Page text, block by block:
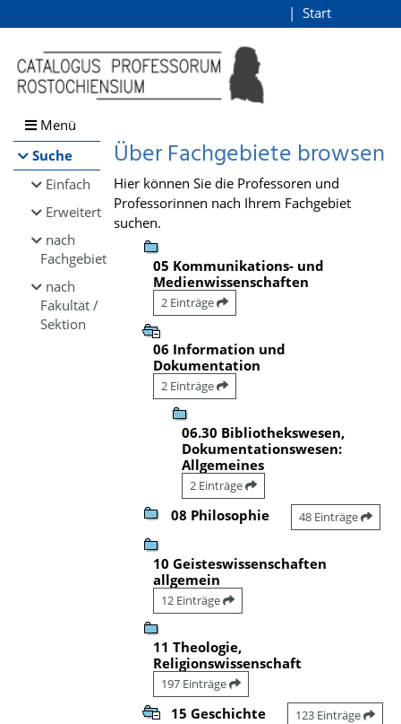
Browsen
direkt zum Inhalt
Start
Menü
Suche
Einfach
Erweitert
nach
Fachgebiet
nach
Fakultät /
Sektion
Über Fachgebiete browsen
Hier können Sie die Professoren und
Professorinnen nach Ihrem Fachgebiet
suchen.
05 Kommunikations- und
Medienwissenschaften
2 Einträge
06 Information und
Dokumentation
2 Einträge
06.30 Bibliothekswesen,
Dokumentationswesen:
Allgemeines
2 Einträge
08 Philosophie 48 Einträge
10 Geisteswissenschaften
allgemein
12 Einträge
11 Theologie,
Religionswissenschaft
197 Einträge
15 Geschichte 123 Einträge